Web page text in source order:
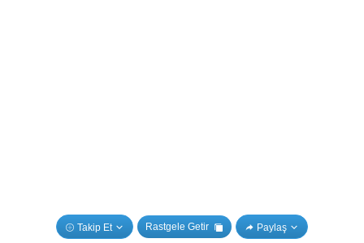
Takip Et Rastgele Getir Paylaş